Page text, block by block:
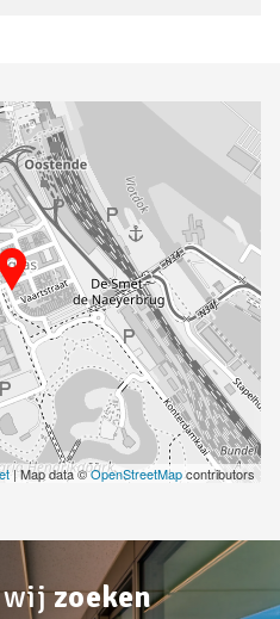
| Map data ©OpenStreetMapcontributors
zoeken